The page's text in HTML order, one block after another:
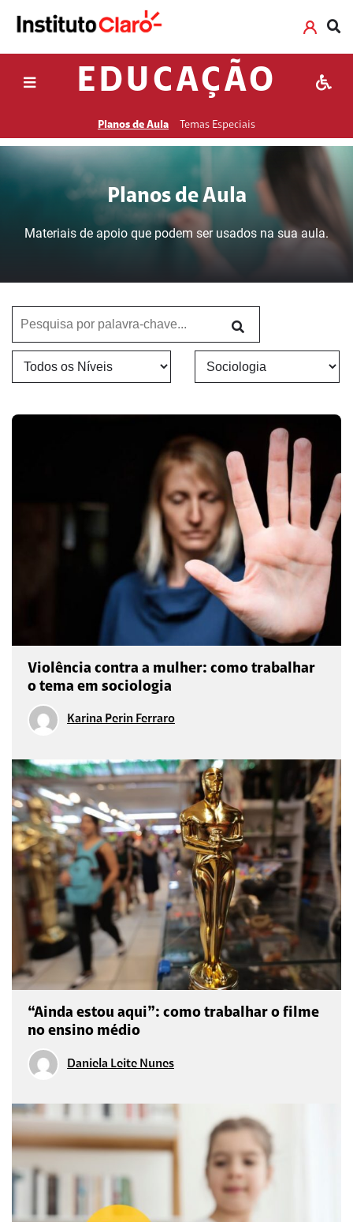
EDUCAÇÃO
Planos de Aula Temas Especiais
Planos de Aula
Materiais de apoio que podem ser usados na sua aula.
Violência contra a mulher: como trabalhar
o tema em sociologia
Karina Perin Ferraro
“Ainda estou aqui”: como trabalhar o filme
no ensino médio
Daniela Leite Nunes